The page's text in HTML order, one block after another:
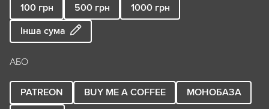
100 грн 500 грн 1000 грн
Інша сума
АБО
PATREON BUY ME A COFFEE
МОНОБАЗА